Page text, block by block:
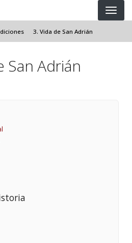
principal
Vida de San Adrián
San Adrián